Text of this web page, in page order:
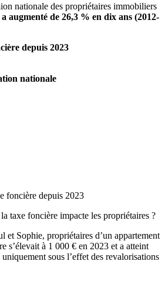
nationale des propriétaires immobiliers
augmenté de 26,3 % en dix ans (2012-
depuis 2023
nationale
foncière depuis 2023
taxe foncière impacte les propriétaires ?
et Sophie, propriétaires d’un appartement
s’élevait à 1 000 € en 2023 et a atteint
sous l’effet des revalorisations